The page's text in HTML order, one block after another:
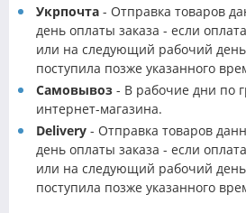
Укрпочта - Отправка товаров
день оплаты заказа - если
или на следующий рабочий день
поступила позже указанного
Самовывоз - В рабочие дни по
интернет-магазина.
Delivery - Отправка товаров
день оплаты заказа - если
или на следующий рабочий день
поступила позже указанного